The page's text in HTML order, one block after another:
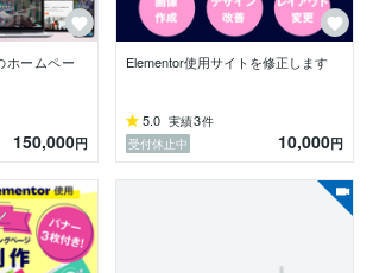
ていることは
的をわかりやすく、伝わるように」する
アップ」「ブランディング」など、お客
し、ビジョンを実現していけるようなデ
、カタチにしていきます。
作する機会も多く、より顧客に届く・
デザインについて日々研究をしていま
ホームペー
150,000円
Elementor使用サイトを修正します
5.0 実績3件
受付休止中
10,000円